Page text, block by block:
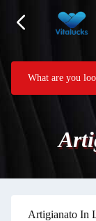
Artigianato In